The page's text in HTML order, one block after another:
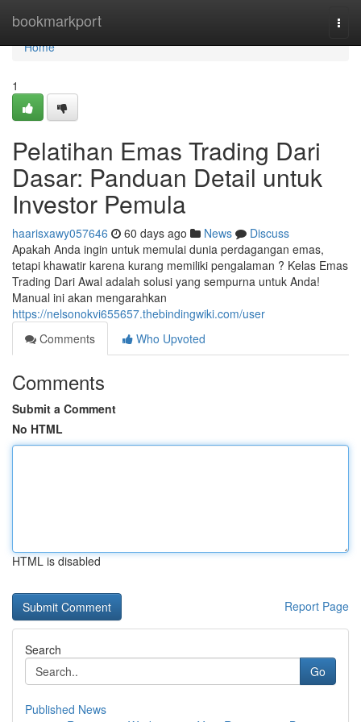
bookmarkport
Home
Home
1
Pelatihan Emas Trading Dari
Dasar: Panduan Detail untuk
Investor Pemula
haarisxawy057646 60 days ago News
Discuss
Apakah Anda ingin untuk memulai dunia perdagangan emas,
tetapi khawatir karena kurang memiliki pengalaman ? Kelas Emas
Trading Dari Awal adalah solusi yang sempurna untuk Anda!
Manual ini akan mengarahkan
https://nelsonokvi655657.thebindingwiki.com/user
Comments
Who Upvoted
Comments
Submit a Comment
No HTML
HTML is disabled
Report Page
Search
Go
Published News